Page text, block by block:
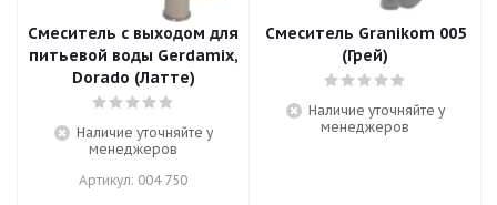
Смеситель c выходом для
питьевой воды Gerdamix,
Dorado (Латте)
Наличие уточняйте у
менеджеров
Артикул: 004 750
Смеситель Granikom 005
(Грей)
Наличие уточняйте у
менеджеров